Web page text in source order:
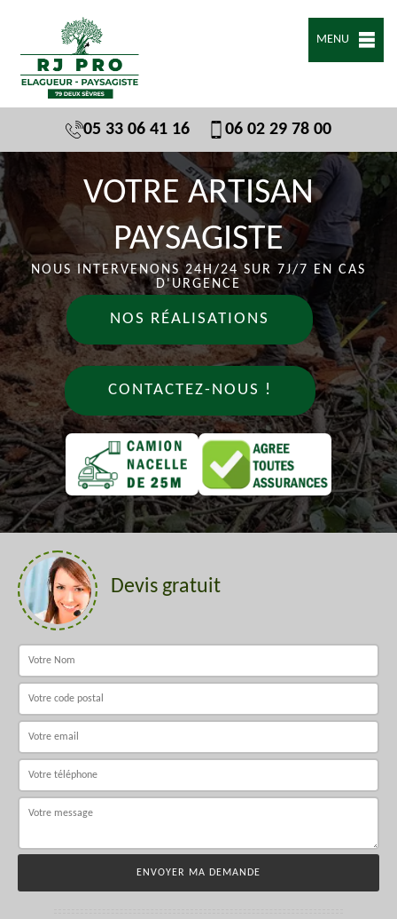
MENU
05 33 06 41 16 06 02 29 78 00
VOTRE ARTISAN
PAYSAGISTE
NOUS INTERVENONS 24H/24 SUR 7J/7 EN CAS
D'URGENCE
NOS RÉALISATIONS
CONTACTEZ-NOUS !
Devis gratuit